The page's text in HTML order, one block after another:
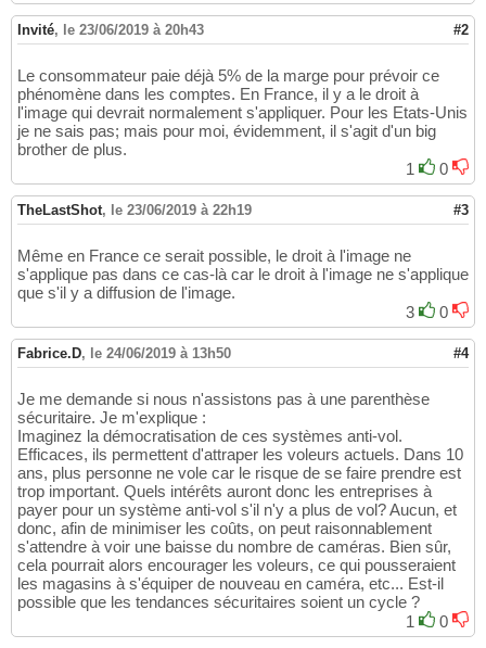
Invité, le 23/06/2019 à 20h43 #2
Le consommateur paie déjà 5% de la marge pour prévoir ce
phénomène dans les comptes. En France, il y a le droit à
l'image qui devrait normalement s'appliquer. Pour les Etats-Unis
je ne sais pas; mais pour moi, évidemment, il s'agit d'un big
brother de plus.
1
0
TheLastShot, le 23/06/2019 à 22h19 #3
Même en France ce serait possible, le droit à l'image ne
s'applique pas dans ce cas-là car le droit à l'image ne s'applique
que s'il y a diffusion de l'image.
3
0
Fabrice.D, le 24/06/2019 à 13h50 #4
Je me demande si nous n'assistons pas à une parenthèse
sécuritaire. Je m'explique :
Imaginez la démocratisation de ces systèmes anti-vol.
Efficaces, ils permettent d'attraper les voleurs actuels. Dans 10
ans, plus personne ne vole car le risque de se faire prendre est
trop important. Quels intérêts auront donc les entreprises à
payer pour un système anti-vol s'il n'y a plus de vol? Aucun, et
donc, afin de minimiser les coûts, on peut raisonnablement
s'attendre à voir une baisse du nombre de caméras. Bien sûr,
cela pourrait alors encourager les voleurs, ce qui pousseraient
les magasins à s'équiper de nouveau en caméra, etc... Est-il
possible que les tendances sécuritaires soient un cycle ?
1
0